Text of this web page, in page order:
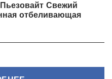
Свежий
отбеливающая